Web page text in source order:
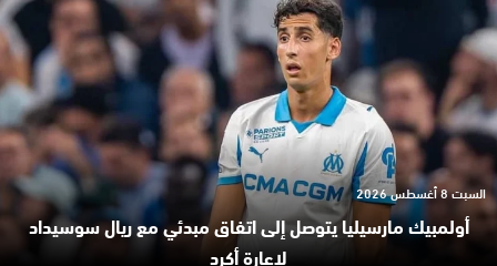
أولمبيك مارسيليا يتوصل إلى اتفاق مبدئي مع ريال سوسيداد
لإعارة أكرد
السبت 8 أغسطس 2026